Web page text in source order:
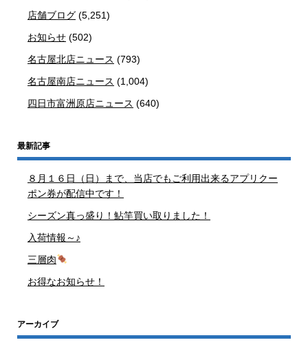
店舗ブログ (5,251)
お知らせ (502)
名古屋北店ニュース (793)
名古屋南店ニュース (1,004)
四日市富洲原店ニュース (640)
最新記事
８月１６日（日）まで、当店でもご利用出来るアプリクー
ポン券が配信中です！
シーズン真っ盛り！鮎竿買い取りました！
入荷情報～♪
三層肉
お得なお知らせ！
アーカイブ